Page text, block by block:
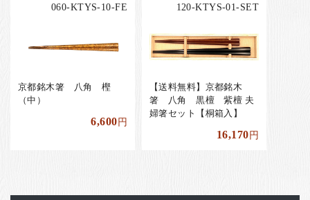
060-KTYS-10-FE
京都銘木箸 八角 樫
（中）
6,600円
120-KTYS-01-SET
【送料無料】京都銘木
箸 八角 黒檀 紫檀 夫
婦箸セット【桐箱入】
16,170円